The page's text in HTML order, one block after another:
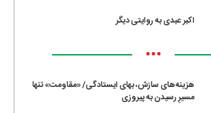
اکبر عبدی به روایتی دیگر
•••
هزینه‌های سازش، بهای ایستادگی/ «مقاومت» تنها
مسیرِ رسیدن به پیروزی